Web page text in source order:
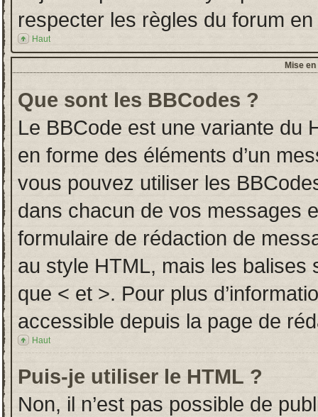
respecter les règles du forum
Haut
Mise
Que sont les BBCodes ?
Le BBCode est une variante du
en forme des éléments d’un
vous pouvez utiliser les
dans chacun de vos messages
formulaire de rédaction de
au style HTML, mais les
que < et >. Pour plus
accessible depuis la page de
Haut
Puis-je utiliser le HTML ?
Non, il n’est pas possible de